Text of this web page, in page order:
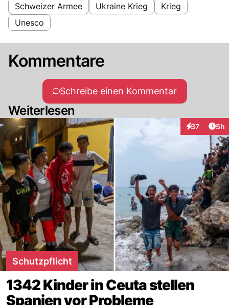
Schweizer Armee Ukraine Krieg
Krieg
Unesco
Kommentare
Schreibe einen Kommentar
Weiterlesen
37
Interaktionen
5h
Schutzpflicht
1342 Kinder in Ceuta stellen
Spanien vor Probleme